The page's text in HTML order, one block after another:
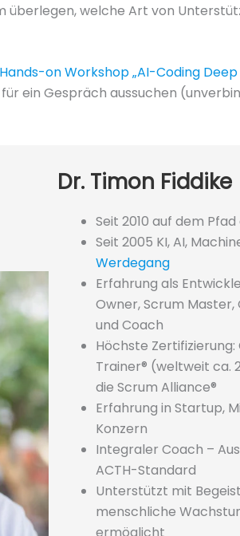
überlegen, welche Art von
on Workshop „AI-Coding Deep
ein Gespräch aussuchen
Dr. Timon Fiddike
Seit 2010 auf dem
Seit 2005 KI, AI,
Werdegang
Erfahrung als
Owner, Scrum
und Coach
Höchste
Trainer® (weltweit ca.
die Scrum Alliance®
Erfahrung in Startup,
Konzern
Integraler Coach –
ACTH-Standard
Unterstützt mit
menschliche
ermöglicht